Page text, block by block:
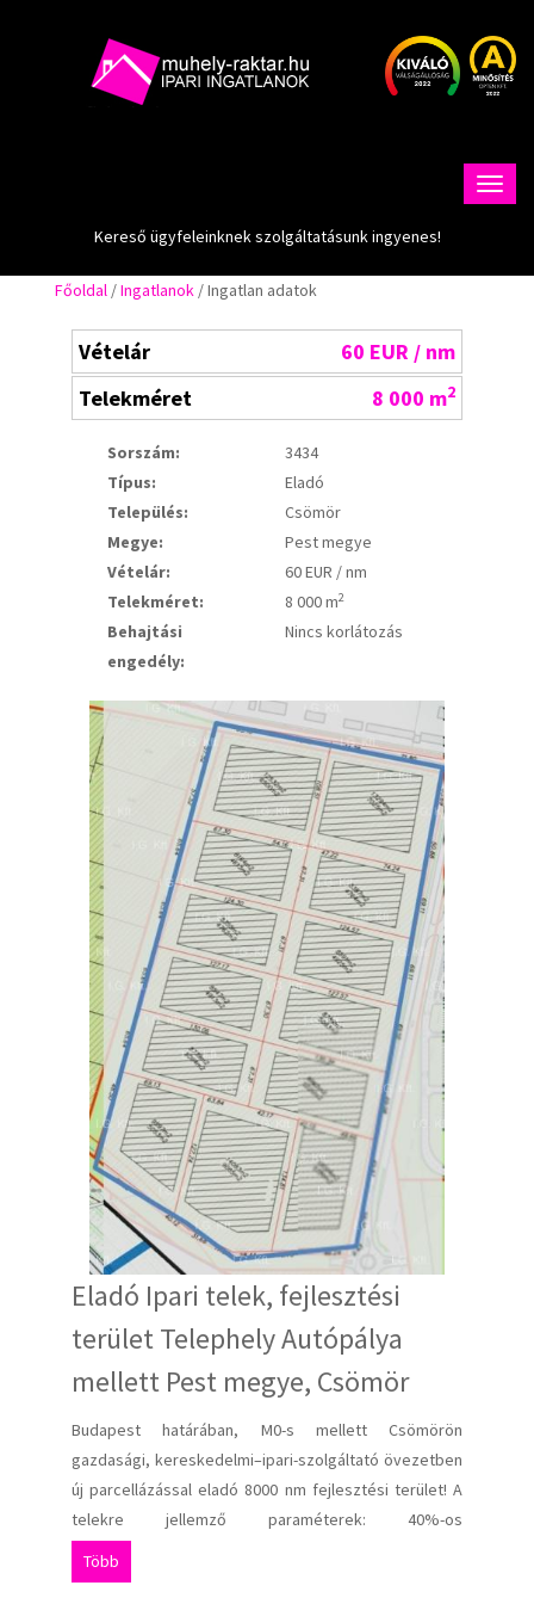
Kereső ügyfeleinknek szolgáltatásunk ingyenes!
Főoldal /Ingatlanok / Ingatlan adatok
Vételár
60 EUR / nm
Telekméret
8 000 m2
Sorszám:
3434
Típus:
Eladó
Település:
Csömör
Megye:
Pest megye
Vételár:
60 EUR / nm
Telekméret:
8 000 m2
Behajtási
engedély:
Nincs korlátozás
Eladó Ipari telek, fejlesztési
terület Telephely Autópálya
mellett Pest megye, Csömör
Budapest határában, M0-s mellett Csömörön
gazdasági, kereskedelmi–ipari-szolgáltató övezetben
új parcellázással eladó 8000 nm fejlesztési terület! A
telekre jellemző paraméterek: 40%-os
m, zöldterület: 20 % Bevezető áron: 60 EUR/nm +ÁFA
Több